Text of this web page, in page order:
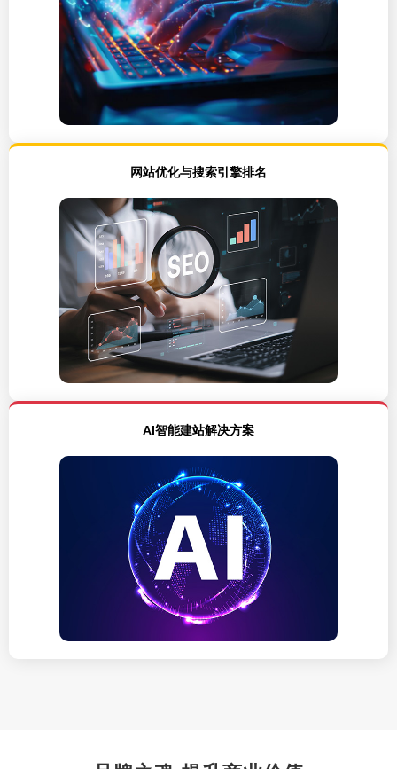
网站优化与搜索引擎排名
AI智能建站解决方案